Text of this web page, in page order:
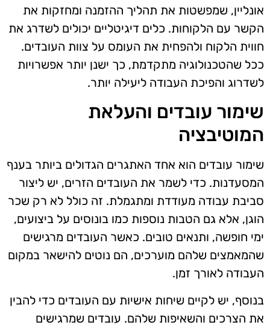
אונליין, שמפשטות את תהליך ההזמנה ומחזקות את
הקשר עם הלקוחות. כלים דיגיטליים יכולים לשדרג את
חווית הלקוח ולהפחית את העומס על צוות העובדים.
ככל שהטכנולוגיה מתקדמת, כך ישנן יותר אפשרויות
לשדרוג והפיכת העבודה ליעילה יותר.
שימור עובדים והעלאת
המוטיבציה
שימור עובדים הוא אחד האתגרים הגדולים ביותר בענף
המסעדנות. כדי לשמר את העובדים הזרים, יש ליצור
סביבת עבודה מעודדת ומתגמלת. זה כולל לא רק שכר
הוגן, אלא גם הטבות נוספות כמו בונוסים על ביצועים,
ימי חופשה, ותנאים טובים. כאשר העובדים מרגישים
שהמאמצים שלהם מוערכים, הם נוטים להישאר במקום
העבודה לאורך זמן.
בנוסף, יש לקיים שיחות אישיות עם העובדים כדי להבין
את הצרכים והשאיפות שלהם. עובדים שמרגישים